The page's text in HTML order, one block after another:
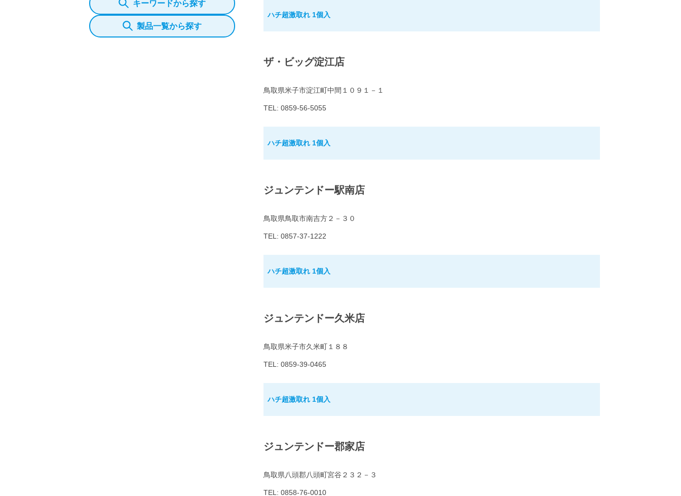
キーワードから探す
製品一覧から探す
ハチ超激取れ 1個入
ザ・ビッグ淀江店
鳥取県米子市淀江町中間１０９１－１
TEL: 0859-56-5055
ハチ超激取れ 1個入
ジュンテンドー駅南店
鳥取県鳥取市南吉方２－３０
TEL: 0857-37-1222
ハチ超激取れ 1個入
ジュンテンドー久米店
鳥取県米子市久米町１８８
TEL: 0859-39-0465
ハチ超激取れ 1個入
ジュンテンドー郡家店
鳥取県八頭郡八頭町宮谷２３２－３
TEL: 0858-76-0010